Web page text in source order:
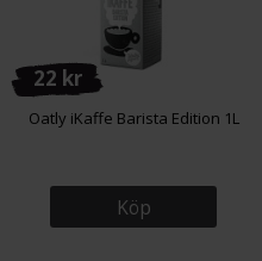
22 kr
Oatly iKaffe Barista Edition 1L
Köp